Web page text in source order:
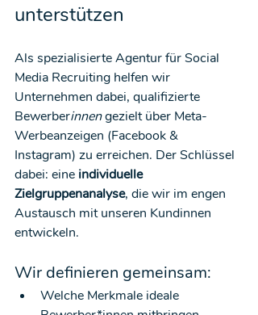
unterstützen
Als spezialisierte Agentur für Social
Media Recruiting helfen wir
Unternehmen dabei, qualifizierte
Bewerberinnen gezielt über Meta-
Werbeanzeigen (Facebook &
Instagram) zu erreichen. Der Schlüssel
dabei: eine individuelle
Zielgruppenanalyse, die wir im engen
Austausch mit unseren Kundinnen
entwickeln.
Wir definieren gemeinsam:
Welche Merkmale ideale